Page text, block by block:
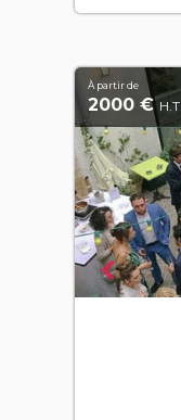
À partir de
2000 €H.T